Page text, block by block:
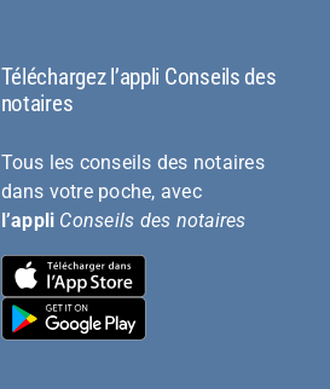
Téléchargez l’appli Conseils des
notaires
Tous les conseils des notaires
dans votre poche, avec
l’appli Conseils des notaires